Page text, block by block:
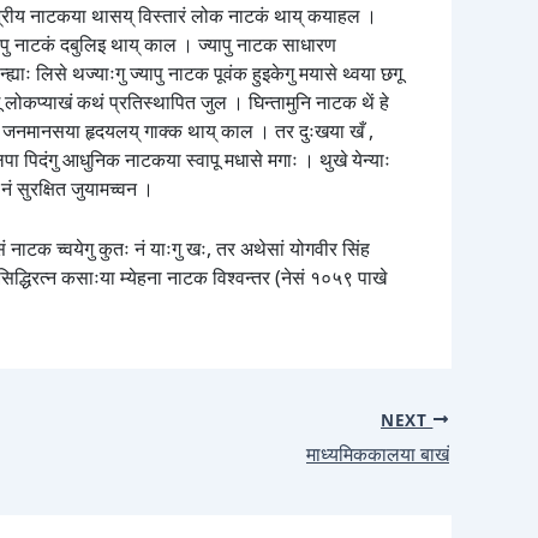
नाटकया थासय् विस्तारं लोक नाटकं थाय् कयाहल ।
दबुलिइ थाय् काल । ज्यापु नाटक साधारण
लिसे थज्याःगु ज्यापु नाटक पूवंक हुइकेगु मयासे थ्वया छगू
लोकप्याखं कथं प्रतिस्थापित जुल । घिन्तामुनि नाटक थें हे
जनमानसया हृदयलय् गाक्क थाय् काल । तर दुःखया खँ ,
पिदंगु आधुनिक नाटकया स्वापू मधासे मगाः । थुखे येन्याः
सुरक्षित जुयामच्वन ।
नाटक च्वयेगु कुतः नं याःगु खः, तर अथेसां योगवीर सिंह
कसाःया म्येहना नाटक विश्वन्तर (नेसं १०५९ पाखे
NEXT
माध्यमिककालया बाखं